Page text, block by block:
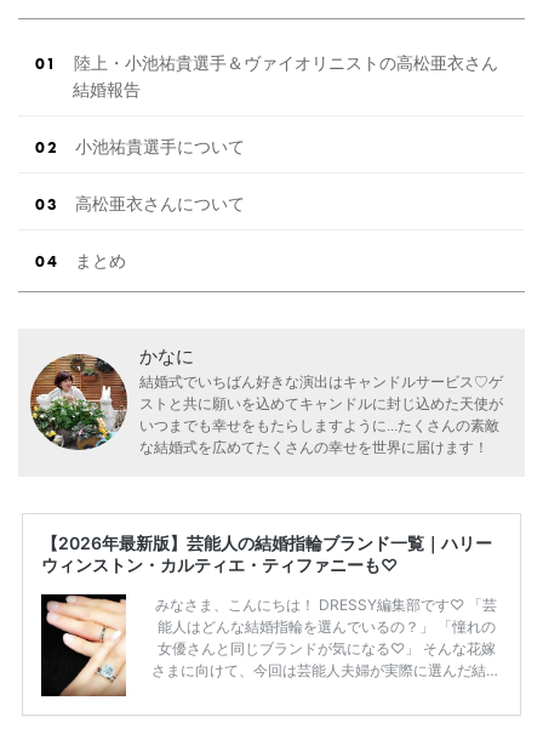
陸上・小池祐貴選手＆ヴァイオリニストの高松亜衣さん
結婚報告
小池祐貴選手について
高松亜衣さんについて
まとめ
かなに
結婚式でいちばん好きな演出はキャンドルサービス♡ゲ
ストと共に願いを込めてキャンドルに封じ込めた天使が
いつまでも幸せをもたらしますように...たくさんの素敵
な結婚式を広めてたくさんの幸せを世界に届けます！
【2026年最新版】芸能人の結婚指輪ブランド一覧｜ハリー
ウィンストン・カルティエ・ティファニーも♡
みなさま、こんにちは！ DRESSY編集部です♡ 「芸
能人はどんな結婚指輪を選んでいるの？」 「憧れの
女優さんと同じブランドが気になる♡」 そんな花嫁
さまに向けて、今回は芸能人夫婦が実際に選んだ結婚
ーウィンストンやカルティエ、ティファニーなど世界